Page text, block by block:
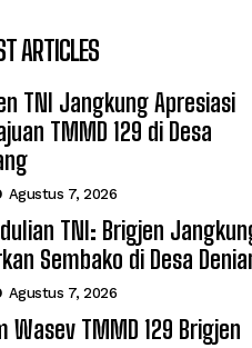
ARTICLES
TNI Jangkung Apresiasi
TMMD 129 di Desa
Agustus 7, 2026
TNI: Brigjen
Sembako di Desa
Agustus 7, 2026
Wasev TMMD 129 Brigjen